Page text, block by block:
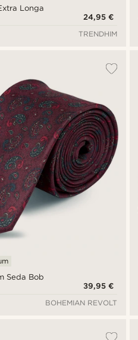
Longa
24,95 €
TRENDHIM
Seda Bob
39,95 €
BOHEMIAN REVOLT